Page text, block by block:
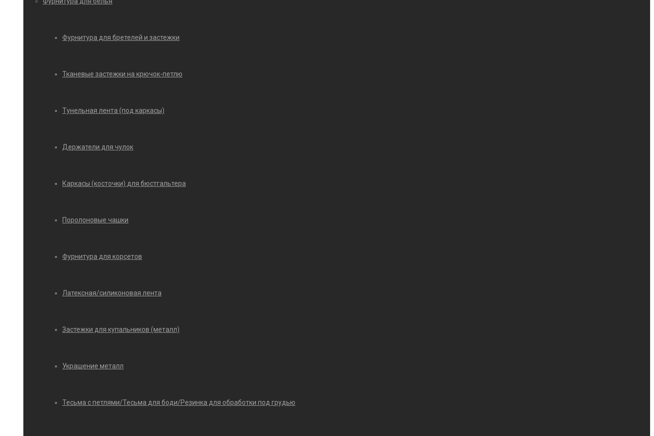
Фурнитура для бретелей и застежки
Тканевые застежки на крючок-петлю
Тунельная лента (под каркасы)
Держатели для чулок
Каркасы (косточки) для бюстгальтера
Поролоновые чашки
Фурнитура для корсетов
Латексная/силиконовая лента
Застежки для купальников (металл)
Украшение металл
Тесьма с петлями/Тесьма для боди/Резинка для обработки под грудью